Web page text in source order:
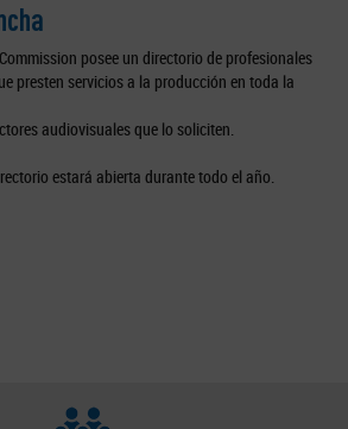
posee un directorio de profesionales
presten servicios a la producción en toda la
audiovisuales que lo soliciten.
estará abierta durante todo el año.